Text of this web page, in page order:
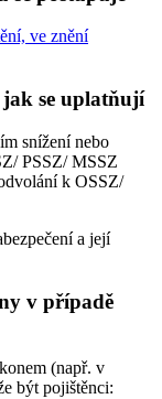
ve znění
jak se uplatňují
snížení nebo
PSSZ/ MSSZ
k OSSZ/
a její
v případě
(např. v
být pojištěnci: